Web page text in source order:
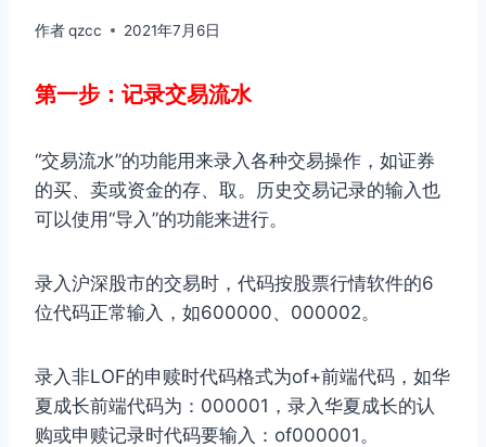
作者qzcc 2021年7月6日
第一步：记录交易流水
“交易流水”的功能用来录入各种交易操作，如证券
的买、卖或资金的存、取。历史交易记录的输入也
可以使用“导入”的功能来进行。
录入沪深股市的交易时，代码按股票行情软件的6
位代码正常输入，如600000、000002。
录入非LOF的申赎时代码格式为of+前端代码，如华
夏成长前端代码为：000001，录入华夏成长的认
购或申赎记录时代码要输入：of000001。